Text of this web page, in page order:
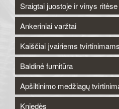
Sraigtai juostoje ir vinys ritėse
Ankeriniai varžtai
Kaiščiai įvairiems tvirtinimams
Baldinė furnitūra
Apšiltinimo medžiagų
Kniedės